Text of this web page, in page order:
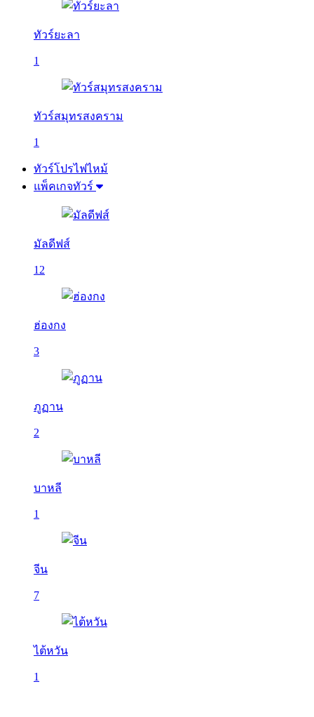
ทัวร์ยะลา
1
ทัวร์สมุทรสงคราม
1
ทัวร์โปรไฟไหม้
แพ็คเกจทัวร์
มัลดีฟส์
12
ฮ่องกง
3
ภูฏาน
2
บาหลี
1
จีน
7
ไต้หวัน
1